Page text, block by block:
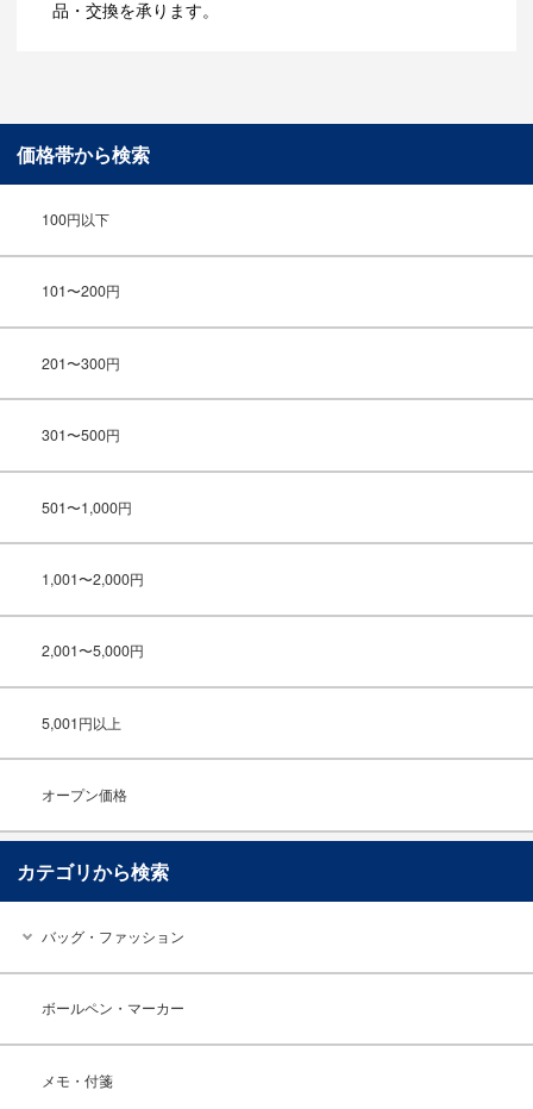
品・交換を承ります。
価格帯から検索
100円以下
101〜200円
201〜300円
301〜500円
501〜1,000円
1,001〜2,000円
2,001〜5,000円
5,001円以上
オープン価格
カテゴリから検索
バッグ・ファッション
ボールペン・マーカー
メモ・付箋